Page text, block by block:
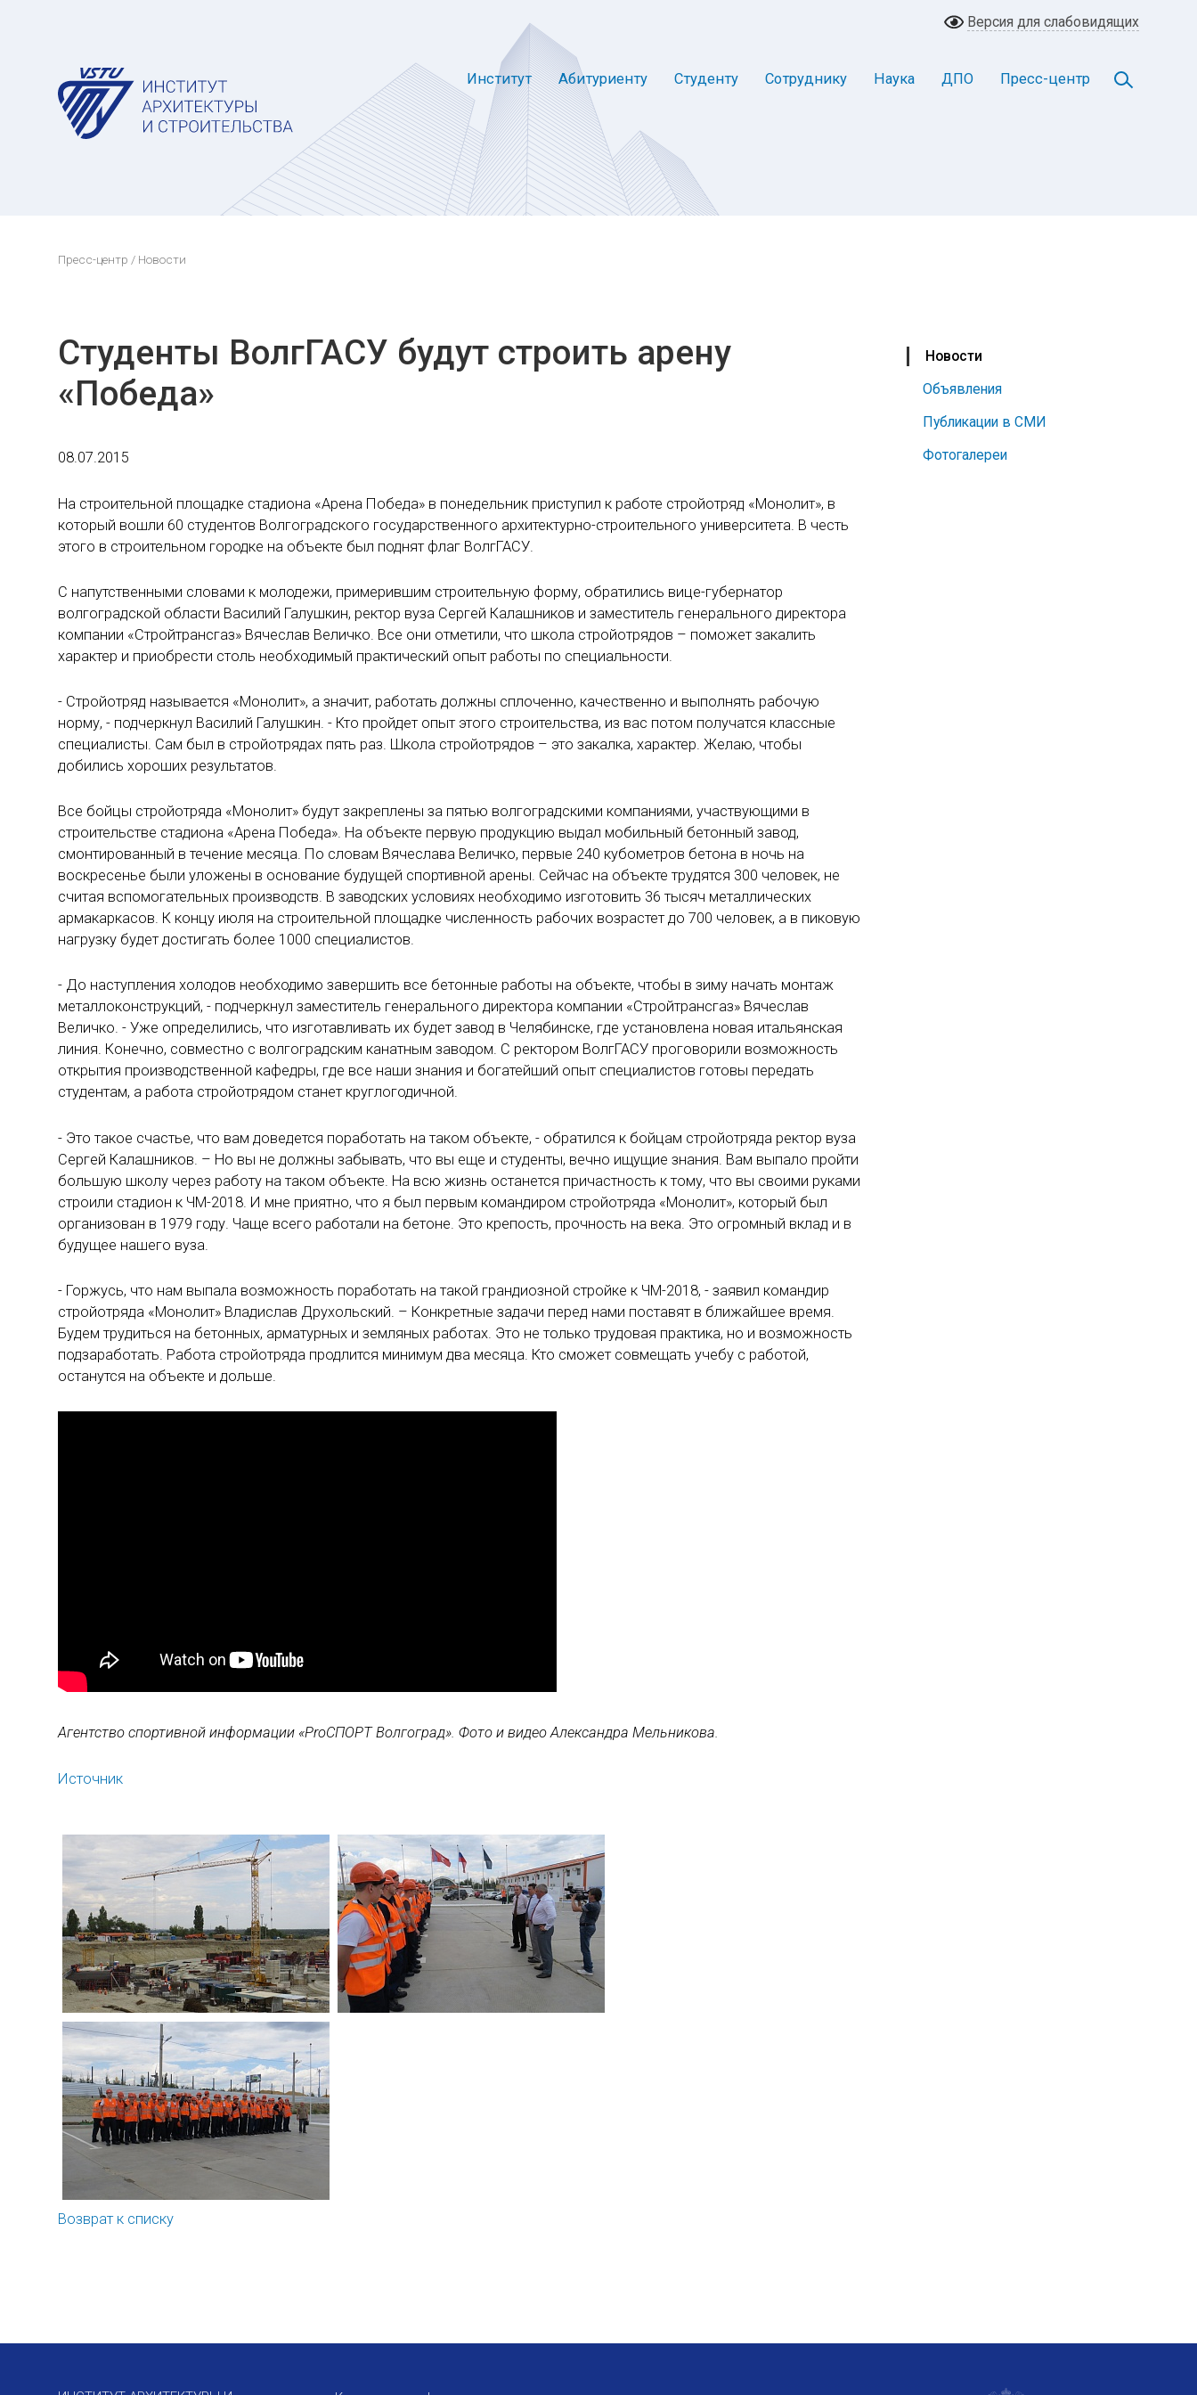
Версия для слабовидящих
Институт Абитуриенту Студенту Сотруднику Наука ДПО Пресс-центр
Пресс-центр / Новости
Новости
Объявления
Публикации в СМИ
Фотогалереи
Студенты ВолгГАСУ будут строить арену
«Победа»
08.07.2015
На строительной площадке стадиона «Арена Победа» в понедельник приступил к работе стройотряд «Монолит», в
который вошли 60 студентов Волгоградского государственного архитектурно-строительного университета. В честь
этого в строительном городке на объекте был поднят флаг ВолгГАСУ.
С напутственными словами к молодежи, примерившим строительную форму, обратились вице-губернатор
волгоградской области Василий Галушкин, ректор вуза Сергей Калашников и заместитель генерального директора
компании «Стройтрансгаз» Вячеслав Величко. Все они отметили, что школа стройотрядов – поможет закалить
характер и приобрести столь необходимый практический опыт работы по специальности.
- Стройотряд называется «Монолит», а значит, работать должны сплоченно, качественно и выполнять рабочую
норму, - подчеркнул Василий Галушкин. - Кто пройдет опыт этого строительства, из вас потом получатся классные
специалисты. Сам был в стройотрядах пять раз. Школа стройотрядов – это закалка, характер. Желаю, чтобы
добились хороших результатов.
Все бойцы стройотряда «Монолит» будут закреплены за пятью волгоградскими компаниями, участвующими в
строительстве стадиона «Арена Победа». На объекте первую продукцию выдал мобильный бетонный завод,
смонтированный в течение месяца. По словам Вячеслава Величко, первые 240 кубометров бетона в ночь на
воскресенье были уложены в основание будущей спортивной арены. Сейчас на объекте трудятся 300 человек, не
считая вспомогательных производств. В заводских условиях необходимо изготовить 36 тысяч металлических
армакаркасов. К концу июля на строительной площадке численность рабочих возрастет до 700 человек, а в пиковую
нагрузку будет достигать более 1000 специалистов.
- До наступления холодов необходимо завершить все бетонные работы на объекте, чтобы в зиму начать монтаж
металлоконструкций, - подчеркнул заместитель генерального директора компании «Стройтрансгаз» Вячеслав
Величко. - Уже определились, что изготавливать их будет завод в Челябинске, где установлена новая итальянская
линия. Конечно, совместно с волгоградским канатным заводом. С ректором ВолгГАСУ проговорили возможность
открытия производственной кафедры, где все наши знания и богатейший опыт специалистов готовы передать
студентам, а работа стройотрядом станет круглогодичной.
- Это такое счастье, что вам доведется поработать на таком объекте, - обратился к бойцам стройотряда ректор вуза
Сергей Калашников. – Но вы не должны забывать, что вы еще и студенты, вечно ищущие знания. Вам выпало пройти
большую школу через работу на таком объекте. На всю жизнь останется причастность к тому, что вы своими руками
строили стадион к ЧМ-2018. И мне приятно, что я был первым командиром стройотряда «Монолит», который был
организован в 1979 году. Чаще всего работали на бетоне. Это крепость, прочность на века. Это огромный вклад и в
будущее нашего вуза.
- Горжусь, что нам выпала возможность поработать на такой грандиозной стройке к ЧМ-2018, - заявил командир
стройотряда «Монолит» Владислав Друхольский. – Конкретные задачи перед нами поставят в ближайшее время.
Будем трудиться на бетонных, арматурных и земляных работах. Это не только трудовая практика, но и возможность
подзаработать. Работа стройотряда продлится минимум два месяца. Кто сможет совмещать учебу с работой,
останутся на объекте и дольше.
Агентство спортивной информации «ProСПОРТ Волгоград». Фото и видео Александра Мельникова.
Источник
Возврат к списку